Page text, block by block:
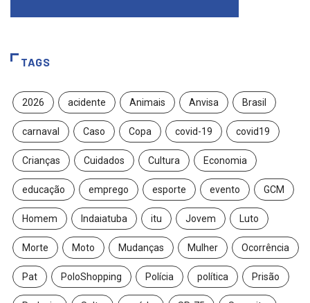
TAGS
2026 acidente Animais Anvisa Brasil
carnaval Caso Copa covid-19 covid19
Crianças Cuidados Cultura Economia
educação emprego esporte evento GCM
Homem Indaiatuba itu Jovem Luto
Morte Moto Mudanças Mulher Ocorrência
Pat PoloShopping Polícia política Prisão